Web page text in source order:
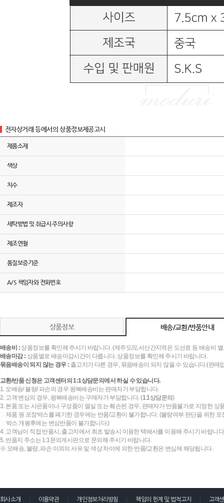
전자상거래 등에서의 상품정보제공고시
제품소재
색상
치수
제조자
세탁방법 및 취급시 주의사항
제조연월
품질보증기준
A/S 책임자와 전화번호
상품정보 배송/교환/반품안내
배송비 :상품정보를 확인해 주시기 바랍니다. (제주도/도서산간지역은 도선료 등 배송비
배송마감 : 상품별로 배송마감시간이 다릅니다. 상품정보를 확인해 주시기 바랍니다.
묶음배송이 되지 않는 경우 : 출고지가 다른 경우, 묶음배송이 되지 않을 수 있습니다.(판
교환/반품 신청은 고객센터의 1:1상담문의에서 하실 수 있습니다.
1. 오배송/ 불량/ 파손의 경우 왕복배송비는 판매자가 부담합니다.
2. 고객 변심의 경우, 왕복배송비는 구매자가 부담합니다. (1:1상담문의)
3. 본품 또는 사은품이나 구성품이 멸실 또는 훼손된 경우, 판매자가 반품불가로 지정한 상
제품 원 포장박스를 폐기한 경우에는 반품/교환이 불가합니다. (불량여부 판단을 위한
박스 개봉후에는 변심반품이 불가합니다.)
4. 고객님이 직접 반품시, 출고지에서 최초 발송시 이용한 택배사를 이용해 주시기 바랍니
5. 반품지 주소는 1:1문의게시판으로 문의해 주시기 바랍니다.
※ 오배송, 불량, 파손 이외의 사유 및 색상 차이에 의한 반품/교환은 변심에 해당됩니다.
회사소개 이용약관 개인정보처리방침 책임의 한계 및 법적고지 고객